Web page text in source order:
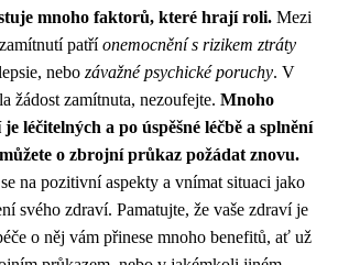
mnoho faktorů, které hrají roli. Mezi
patříonemocnění s rizikem ztráty
nebo závažné psychické poruchy. V
žádost zamítnuta, nezoufejte. Mnoho
léčitelných a po úspěšné léčbě a splnění
o zbrojní průkaz požádat znovu.
na pozitivní aspekty a vnímat situaci jako
svého zdraví. Pamatujte, že vaše zdraví je
o něj vám přinese mnoho benefitů, ať už